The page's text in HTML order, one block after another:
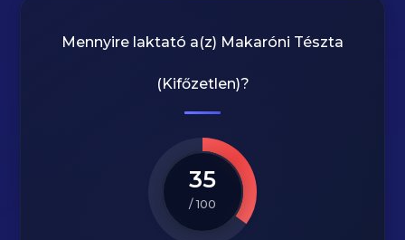
Mennyire laktató a(z) Makaróni Tészta
(Kifőzetlen)?
35
/ 100